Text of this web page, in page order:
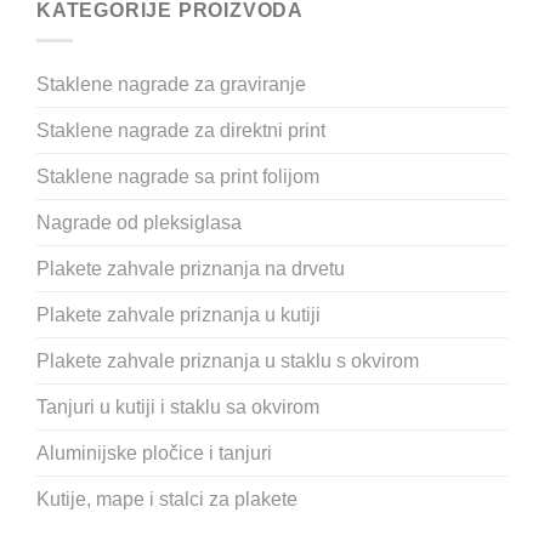
KATEGORIJE PROIZVODA
Staklene nagrade za graviranje
Staklene nagrade za direktni print
Staklene nagrade sa print folijom
Nagrade od pleksiglasa
Plakete zahvale priznanja na drvetu
Plakete zahvale priznanja u kutiji
Plakete zahvale priznanja u staklu s okvirom
Tanjuri u kutiji i staklu sa okvirom
Aluminijske pločice i tanjuri
Kutije, mape i stalci za plakete